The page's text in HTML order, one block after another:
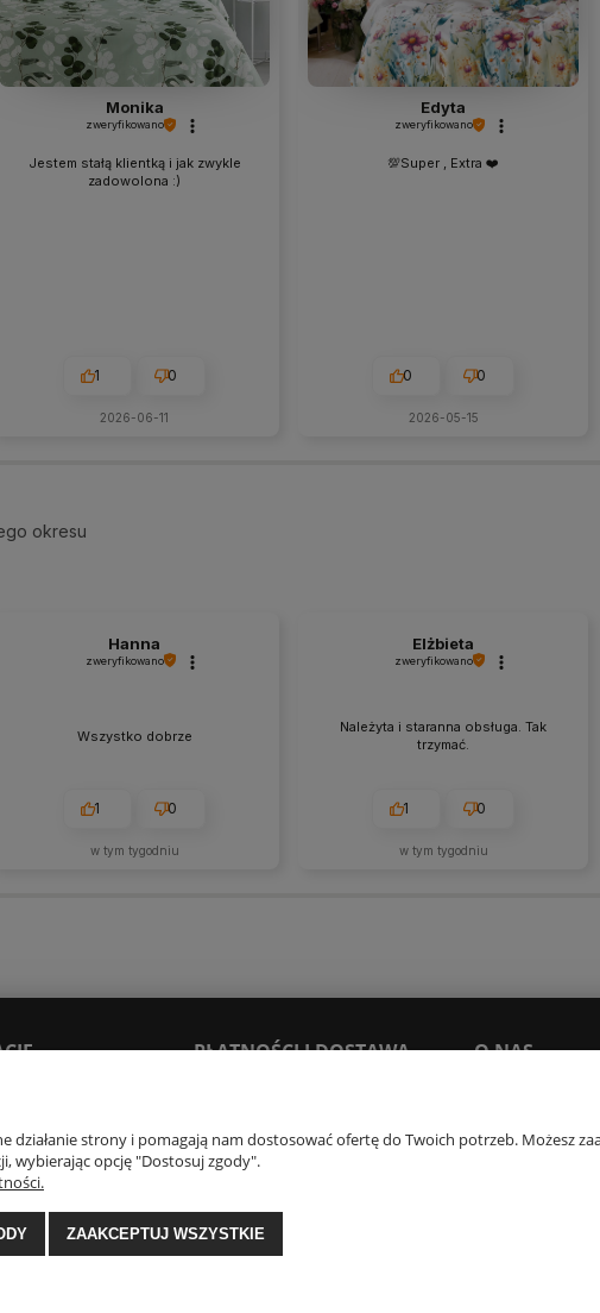
Monika
zweryfikowano
Jestem stałą klientką i jak zwykle
zadowolona :)
1 0
2026-06-11
Edyta
zweryfikowano
💯Super , Extra ❤️
0 0
2026-05-15
okresu
Hanna
zweryfikowano
Wszystko dobrze
1 0
w tym tygodniu
Elżbieta
zweryfikowano
Należyta i staranna obsługa. Tak
trzymać.
1 0
w tym tygodniu
PŁATNOŚCI I DOSTAWA
Czas realizacji zamówienia
O NAS
strony i pomagają nam dostosować ofertę do Twoich potrzeb. Możesz
wybierając opcję "Dostosuj zgody".
ZAAKCEPTUJ WSZYSTKIE